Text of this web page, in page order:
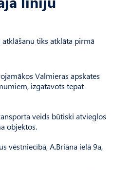
tiks atklāta pirmā
Valmieras apskates
izgatavots tepat
veids būtiski atvieglos
objektos.
vēstniecībā, A.Briāna ielā 9a,